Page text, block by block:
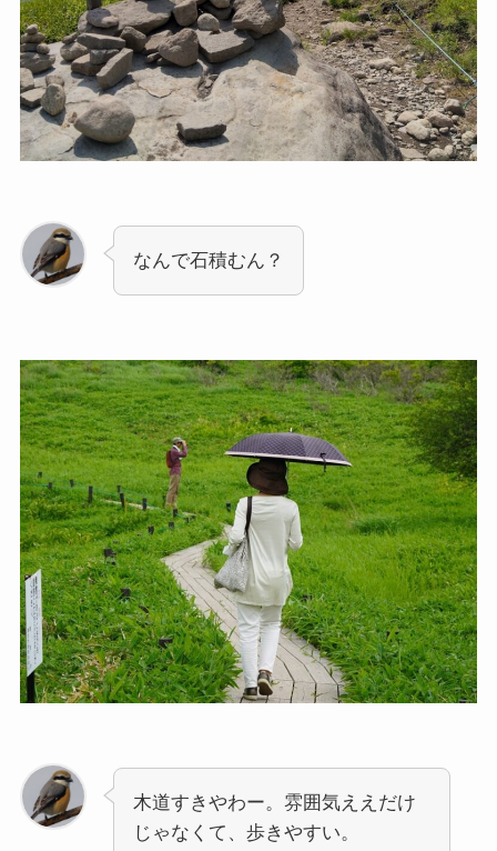
なんで石積むん？
木道すきやわー。雰囲気ええだけ
じゃなくて、歩きやすい。